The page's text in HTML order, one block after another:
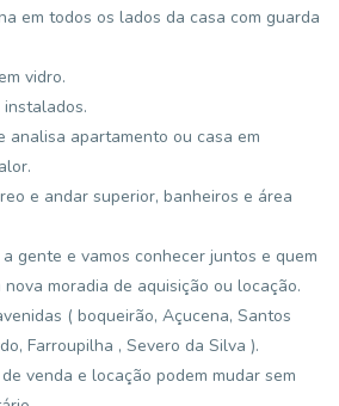
em todos os lados da casa com guarda
vidro.
analisa apartamento ou casa em
e andar superior, banheiros e área
gente e vamos conhecer juntos e quem
moradia de aquisição ou locação.
( boqueirão, Açucena, Santos
Farroupilha , Severo da Silva ).
venda e locação podem mudar sem